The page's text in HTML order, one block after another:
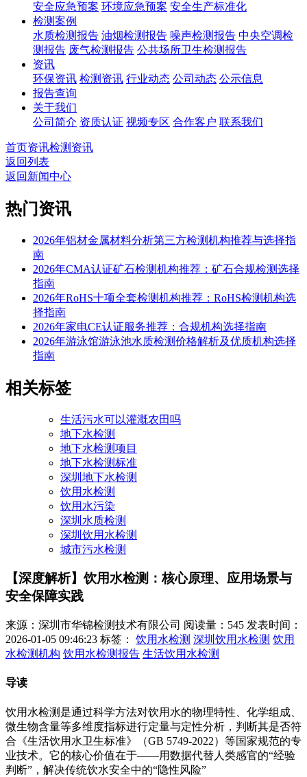
安全应急预案 环境应急预案 安全生产标准化
检测案例
水质检测报告 油烟检测报告 噪声检测报告 中央空调检
测报告 废气检测报告 公共场所卫生检测报告
资讯
环保资讯 检测资讯 行业动态 公司动态 公示信息
报告查询
关于我们
公司简介 资质认证 视频专区 合作客户 联系我们
首页资讯检测资讯
返回列表
返回新闻中心
热门资讯
2026年铝材金属材料分析第三方检测机构推荐与选择指
南
2026年CMA认证矿石检测机构推荐：矿石合规检测选择
指南
2026年RoHS十项全套检测机构推荐：RoHS检测机构选
择指南
2026年家电CE认证服务推荐：合规机构选择指南
2026年游泳馆游泳池水质检测价格解析及优质机构选择
指南
相关标签
生活污水可以灌溉农田吗
地下水检测
地下水检测项目
地下水检测标准
深圳地下水检测
饮用水检测
饮用水污染
深圳水质检测
深圳饮用水检测
城市污水检测
【深度解析】饮用水检测：核心原理、应用场景与
安全保障实践
来源：深圳市华锦检测技术有限公司 阅读量：545 发表时间：
2026-01-05 09:46:23 标签： 饮用水检测 深圳饮用水检测 饮用
水检测机构 饮用水检测报告 生活饮用水检测
导读
饮用水检测是通过科学方法对饮用水的物理特性、化学组成、
微生物含量等多维度指标进行定量与定性分析，判断其是否符
合《生活饮用水卫生标准》（GB 5749-2022）等国家规范的专
业技术。它的核心价值在于——用数据代替人类感官的“经验
判断”，解决传统饮水安全中的“隐性风险”